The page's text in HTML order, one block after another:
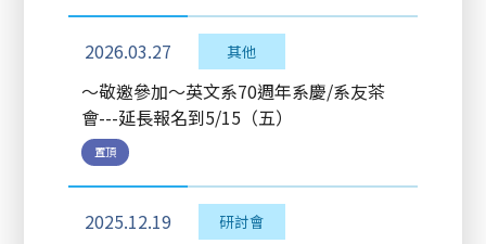
2026.03.27 其他
～敬邀參加～英文系70週年系慶/系友茶
會---延長報名到5/15（五）
置頂
2025.12.19 研討會